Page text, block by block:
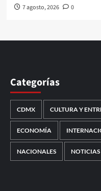
7 agosto, 2026 0
Categorías
CDMX CULTURA Y
ECONOMÍA
NACIONALES NOTICIAS